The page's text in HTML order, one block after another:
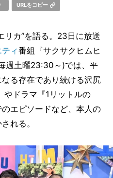
URLをコピー
リカ”を語る。23日に放送
ィ番組『サクサクヒムヒ
土曜23:30～)では、平
る存在であり続ける沢尻
やドラマ『1リットルの
エピソードなど、本人の
れる。